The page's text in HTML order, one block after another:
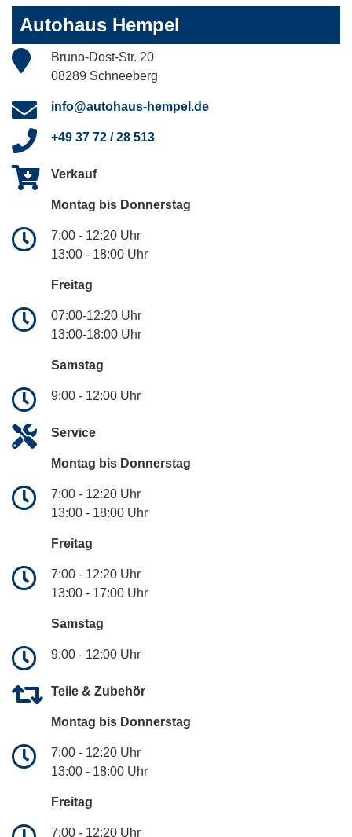
Autohaus Hempel
Bruno-Dost-Str. 20
08289 Schneeberg
info@autohaus-hempel.de
+49 37 72 / 28 513
Verkauf
Montag bis Donnerstag
7:00 - 12:20 Uhr
13:00 - 18:00 Uhr
Freitag
07:00-12:20 Uhr
13:00-18:00 Uhr
Samstag
9:00 - 12:00 Uhr
Service
Montag bis Donnerstag
7:00 - 12:20 Uhr
13:00 - 18:00 Uhr
Freitag
7:00 - 12:20 Uhr
13:00 - 17:00 Uhr
Samstag
9:00 - 12:00 Uhr
Teile & Zubehör
Montag bis Donnerstag
7:00 - 12:20 Uhr
13:00 - 18:00 Uhr
Freitag
7:00 - 12:20 Uhr